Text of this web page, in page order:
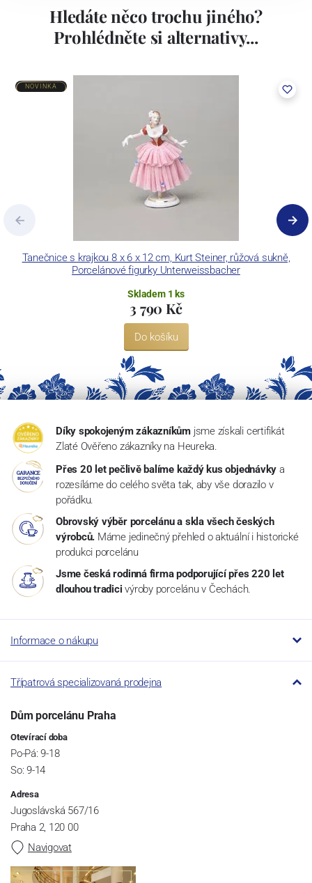
Hledáte něco trochu jiného?
Prohlédněte si alternativy...
Tanečnice s krajkou 8 x 6 x 12 cm, Kurt Steiner, růžová sukně,
Porcelánové figurky Unterweissbacher
NOVINKA
Skladem 1 ks
3 790 Kč
Do košíku
Díky spokojeným zákazníkům jsme získali certifikát
Zlaté Ověřeno zákazníky na Heureka.
Přes 20 let pečlivě balíme každý kus objednávky a
rozesíláme do celého světa tak, aby vše dorazilo v
pořádku.
Obrovský výběr porcelánu a skla všech českých
výrobců. Máme jedinečný přehled o aktuální i historické
produkci porcelánu
Jsme česká rodinná firma podporující přes 220 let
dlouhou tradici výroby porcelánu v Čechách.
Informace o nákupu
Třípatrová specializovaná prodejna
Dům porcelánu Praha
Otevírací doba
Po-Pá: 9-18
So: 9-14
Adresa
Jugoslávská 567/16
Praha 2, 120 00
Navigovat